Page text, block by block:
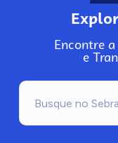
Encontre
e